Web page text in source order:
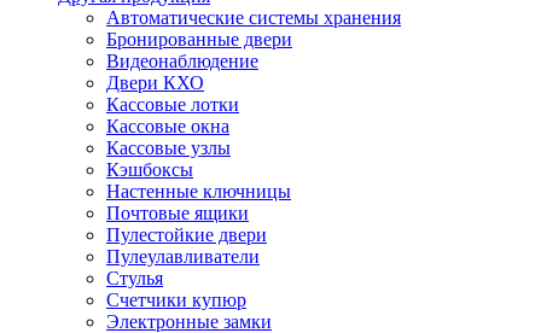
Автоматические системы хранения
Бронированные двери
Видеонаблюдение
Двери КХО
Кассовые лотки
Кассовые окна
Кассовые узлы
Кэшбоксы
Настенные ключницы
Почтовые ящики
Пулестойкие двери
Пулеулавливатели
Стулья
Счетчики купюр
Электронные замки